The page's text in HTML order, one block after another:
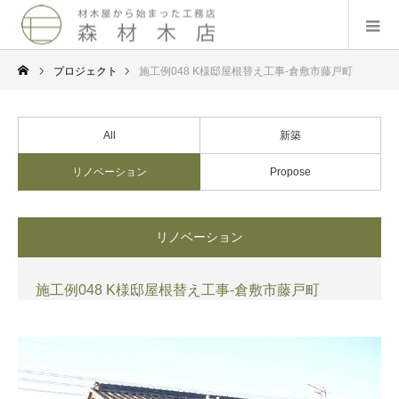
プロジェクト 施工例048 K様邸屋根替え工事-倉敷市藤戸町
All 新築
リノベーション Propose
リノベーション
施工例048 K様邸屋根替え工事-倉敷市藤戸町